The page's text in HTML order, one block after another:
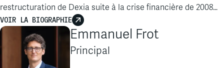
restructuration de Dexia suite à la crise financière de 2008…
VOIR LA BIOGRAPHIE
Emmanuel Frot
Principal